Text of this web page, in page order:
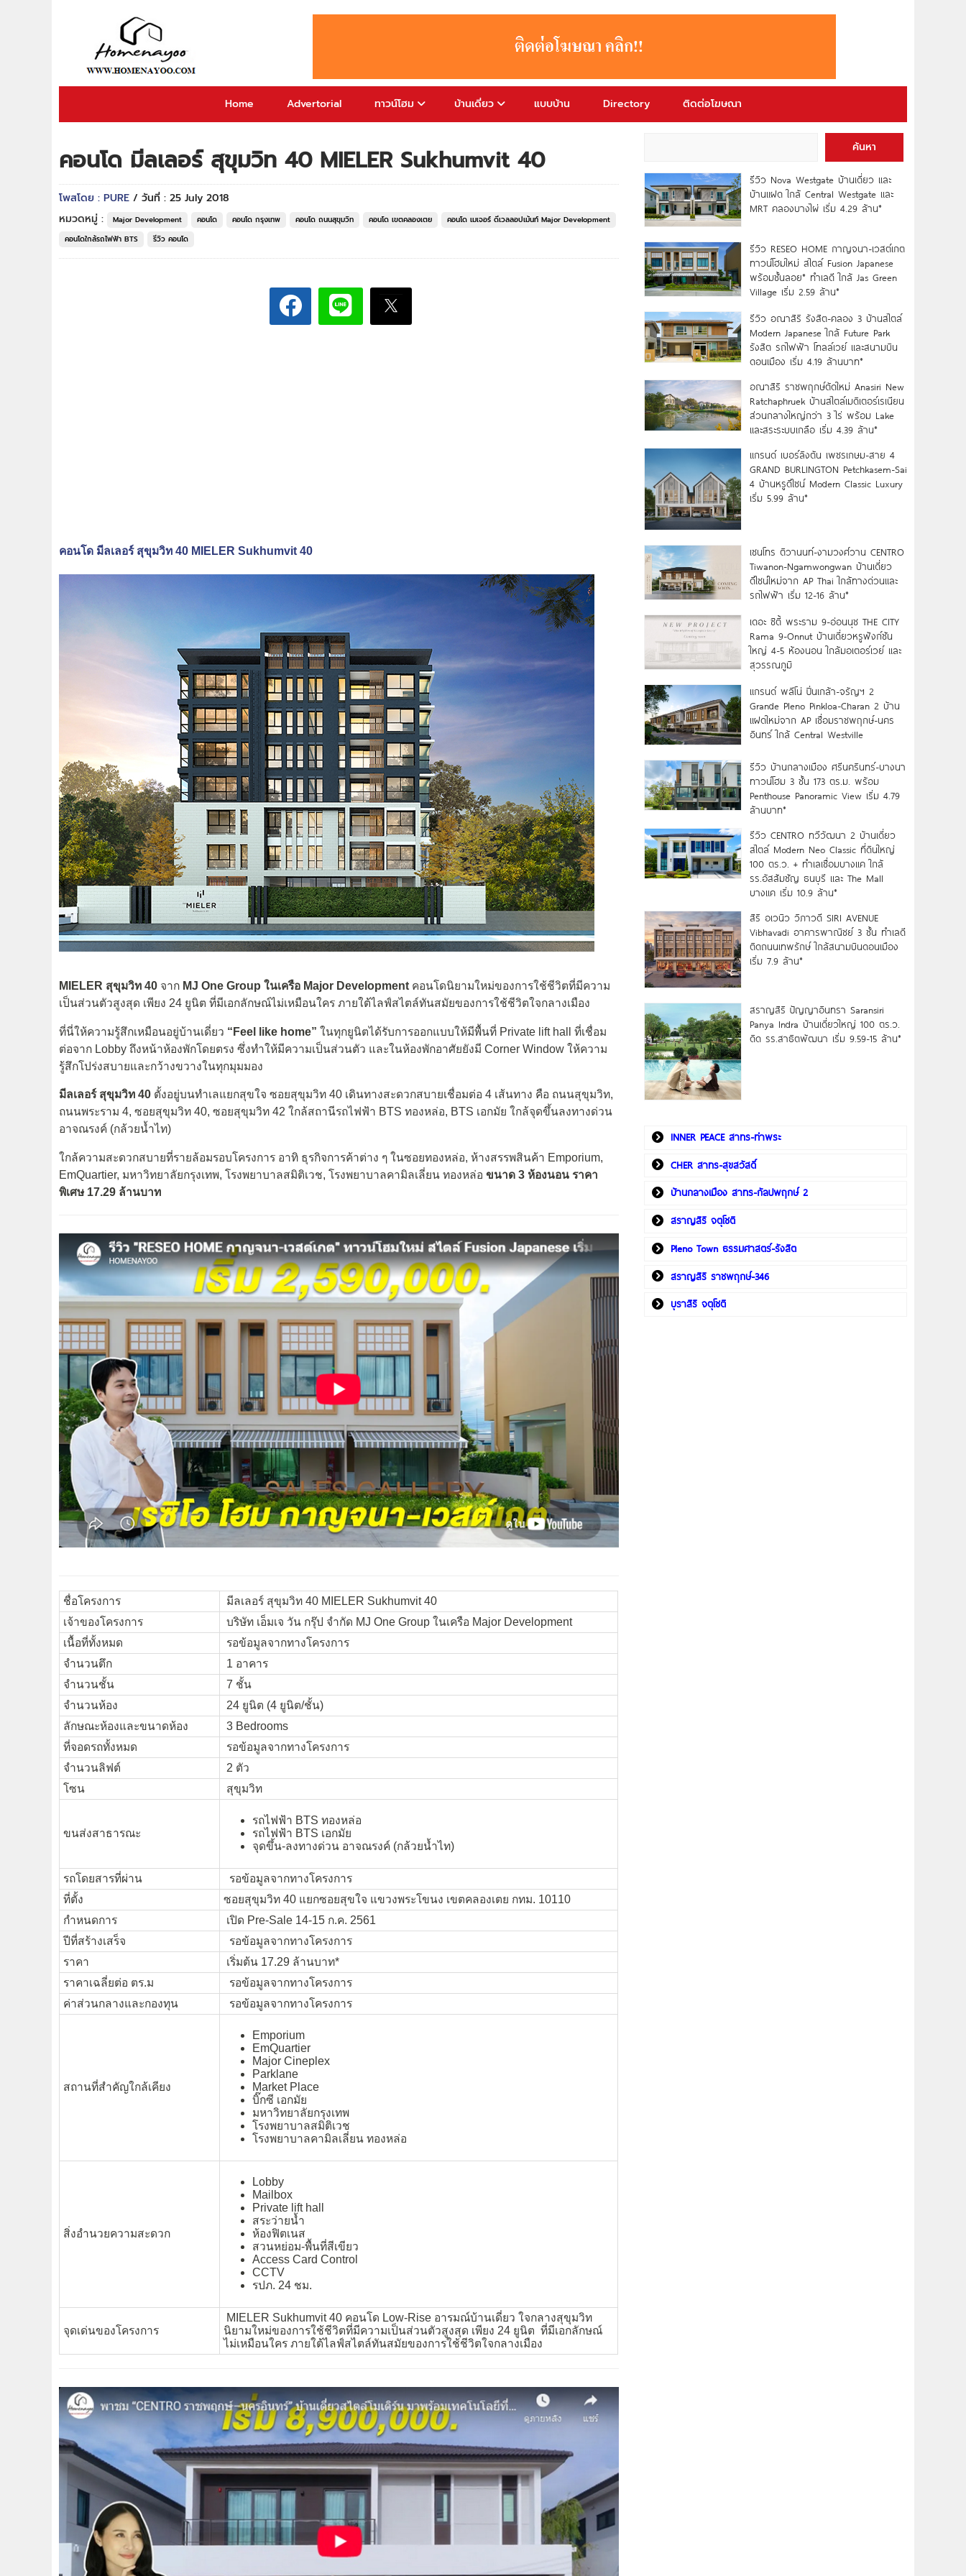
Home Advertorial ทาวน์โฮม บ้านเดี่ยว แบบบ้าน Directory ติดต่อโฆษณา
คอนโด มีลเลอร์ สุขุมวิท 40 MIELER Sukhumvit 40
โพสโดย : PURE / วันที่ : 25 July 2018
หมวดหมู่ :
Major Development คอนโด คอนโด กรุงเทพ คอนโด ถนนสุขุมวิท คอนโด เขตคลองเตย
คอนโด เมเจอร์ ดีเวลลอปเม้นท์ Major Development
คอนโดใกล้รถไฟฟ้า BTS
รีวิว คอนโด
คอนโด มีลเลอร์ สุขุมวิท 40 MIELER Sukhumvit 40
MIELER สุขุมวิท 40 จาก MJ One Group ในเครือ Major Development คอนโดนิยามใหม่ของการใช้ชีวิตที่มีความ
เป็นส่วนตัวสูงสุด เพียง 24 ยูนิต ที่มีเอกลักษณ์ไม่เหมือนใคร ภายใต้ไลฟ์สไตล์ทันสมัยของการใช้ชีวิตใจกลางเมือง
ที่นี่ให้ความรู้สึกเหมือนอยู่บ้านเดี่ยว “Feel like home” ในทุกยูนิตได้รับการออกแบบให้มีพื้นที่ Private lift hall ที่เชื่อม
ต่อจาก Lobby ถึงหน้าห้องพักโดยตรง ซึ่งทำให้มีความเป็นส่วนตัว และในห้องพักอาศัยยังมี Corner Window ให้ความ
รู้สึกโปร่งสบายและกว้างขวางในทุกมุมมอง
มีลเลอร์ สุขุมวิท 40 ตั้งอยู่บนทำเลแยกสุขใจ ซอยสุขุมวิท 40 เดินทางสะดวกสบายเชื่อมต่อ 4 เส้นทาง คือ ถนนสุขุมวิท,
ถนนพระราม 4, ซอยสุขุมวิท 40, ซอยสุขุมวิท 42 ใกล้สถานีรถไฟฟ้า BTS ทองหล่อ, BTS เอกมัย ใกล้จุดขึ้นลงทางด่วน
อาจณรงค์ (กล้วยน้ำไท)
ใกล้ความสะดวกสบายที่รายล้อมรอบโครงการ อาทิ ธุรกิจการค้าต่าง ๆ ในซอยทองหล่อ, ห้างสรรพสินค้า Emporium,
EmQuartier, มหาวิทยาลัยกรุงเทพ, โรงพยาบาลสมิติเวช, โรงพยาบาลคามิลเลี่ยน ทองหล่อ ขนาด 3 ห้องนอน ราคา
พิเศษ 17.29 ล้านบาท
ชื่อโครงการ
มีลเลอร์ สุขุมวิท 40 MIELER Sukhumvit 40
เจ้าของโครงการ
บริษัท เอ็มเจ วัน กรุ๊ป จำกัด MJ One Group ในเครือ Major Development
เนื้อที่ทั้งหมด
รอข้อมูลจากทางโครงการ
จำนวนตึก
1 อาคาร
จำนวนชั้น
7 ชั้น
จำนวนห้อง
24 ยูนิต (4 ยูนิต/ชั้น)
ลักษณะห้องและขนาดห้อง
3 Bedrooms
ที่จอดรถทั้งหมด
รอข้อมูลจากทางโครงการ
จำนวนลิฟต์
2 ตัว
โซน
สุขุมวิท
ขนส่งสาธารณะ
รถไฟฟ้า BTS ทองหล่อ
รถไฟฟ้า BTS เอกมัย
จุดขึ้น-ลงทางด่วน อาจณรงค์ (กล้วยน้ำไท)
รถโดยสารที่ผ่าน
รอข้อมูลจากทางโครงการ
ที่ตั้ง
ซอยสุขุมวิท 40 แยกซอยสุขใจ แขวงพระโขนง เขตคลองเตย กทม. 10110
กำหนดการ
เปิด Pre-Sale 14-15 ก.ค. 2561
ปีที่สร้างเสร็จ
รอข้อมูลจากทางโครงการ
ราคา
เริ่มต้น 17.29 ล้านบาท*
ราคาเฉลี่ยต่อ ตร.ม
รอข้อมูลจากทางโครงการ
ค่าส่วนกลางและกองทุน
รอข้อมูลจากทางโครงการ
สถานที่สำคัญใกล้เคียง
Emporium
EmQuartier
Major Cineplex
Parklane
Market Place
บิ๊กซี เอกมัย
มหาวิทยาลัยกรุงเทพ
โรงพยาบาลสมิติเวช
โรงพยาบาลคามิลเลี่ยน ทองหล่อ
สิ่งอำนวยความสะดวก
Lobby
Mailbox
Private lift hall
สระว่ายน้ำ
ห้องฟิตเนส
สวนหย่อม-พื้นที่สีเขียว
Access Card Control
CCTV
รปภ. 24 ชม.
จุดเด่นของโครงการ
MIELER Sukhumvit 40 คอนโด Low-Rise อารมณ์บ้านเดี่ยว ใจกลางสุขุมวิท
นิยามใหม่ของการใช้ชีวิตที่มีความเป็นส่วนตัวสูงสุด เพียง 24 ยูนิต ที่มีเอกลักษณ์
ไม่เหมือนใคร ภายใต้ไลฟ์สไตล์ทันสมัยของการใช้ชีวิตใจกลางเมือง
ค้นหา
รีวิว Nova Westgate บ้านเดี่ยว และ
บ้านแฝด ใกล้ Central Westgate และ
MRT คลองบางไผ่ เริ่ม 4.29 ล้าน*
รีวิว RESEO HOME กาญจนา-เวสต์เกต
ทาวน์โฮมใหม่ สไตล์ Fusion Japanese
พร้อมชั้นลอย* ทำเลดี ใกล้ Jas Green
Village เริ่ม 2.59 ล้าน*
รีวิว อณาสิริ รังสิต-คลอง 3 บ้านสไตล์
Modern Japanese ใกล้ Future Park
รังสิต รถไฟฟ้า โทลล์เวย์ และสนามบิน
ดอนเมือง เริ่ม 4.19 ล้านบาท*
อณาสิริ ราชพฤกษ์ตัดใหม่ Anasiri New
Ratchaphruek บ้านสไตล์เมดิเตอร์เรเนียน
ส่วนกลางใหญ่กว่า 3 ไร่ พร้อม Lake
และสระระบบเกลือ เริ่ม 4.39 ล้าน*
แกรนด์ เบอร์ลิงตัน เพชรเกษม-สาย 4
GRAND BURLINGTON Petchkasem-Sai
4 บ้านหรูดีไซน์ Modern Classic Luxury
เริ่ม 5.99 ล้าน*
เซนโทร ติวานนท์-งามวงศ์วาน CENTRO
Tiwanon-Ngamwongwan บ้านเดี่ยว
ดีไซน์ใหม่จาก AP Thai ใกล้ทางด่วนและ
รถไฟฟ้า เริ่ม 12-16 ล้าน*
เดอะ ซิตี้ พระราม 9-อ่อนนุช THE CITY
Rama 9-Onnut บ้านเดี่ยวหรูฟังก์ชัน
ใหญ่ 4-5 ห้องนอน ใกล้มอเตอร์เวย์ และ
สุวรรณภูมิ
แกรนด์ พลีโน่ ปิ่นเกล้า-จรัญฯ 2
Grande Pleno Pinkloa-Charan 2 บ้าน
แฝดใหม่จาก AP เชื่อมราชพฤกษ์-นคร
อินทร์ ใกล้ Central Westville
รีวิว บ้านกลางเมือง ศรีนครินทร์-บางนา
ทาวน์โฮม 3 ชั้น 173 ตร.ม. พร้อม
Penthouse Panoramic View เริ่ม 4.79
ล้านบาท*
รีวิว CENTRO ทวีวัฒนา 2 บ้านเดี่ยว
สไตล์ Modern Neo Classic ที่ดินใหญ่
100 ตร.ว. + ทำเลเชื่อมบางแค ใกล้
รร.อัสสัมชัญ ธนบุรี และ The Mall
บางแค เริ่ม 10.9 ล้าน*
สิริ อเวนิว วิภาวดี SIRI AVENUE
Vibhavadi อาคารพาณิชย์ 3 ชั้น ทำเลดี
ติดถนนเทพรักษ์ ใกล้สนามบินดอนเมือง
เริ่ม 7.9 ล้าน*
สราญสิริ ปัญญาอินทรา Saransiri
Panya Indra บ้านเดี่ยวใหญ่ 100 ตร.ว.
ดิด รร.สาธิตพัฒนา เริ่ม 9.59-15 ล้าน*
INNER PEACE สาทร-ท่าพระ
CHER สาทร-สุขสวัสดิ์
บ้านกลางเมือง สาทร-กัลปพฤกษ์ 2
สราญสิริ จตุโชติ
Pleno Town ธรรมศาสตร์-รังสิต
สราญสิริ ราชพฤกษ์-346
บุราสิริ จตุโชติ